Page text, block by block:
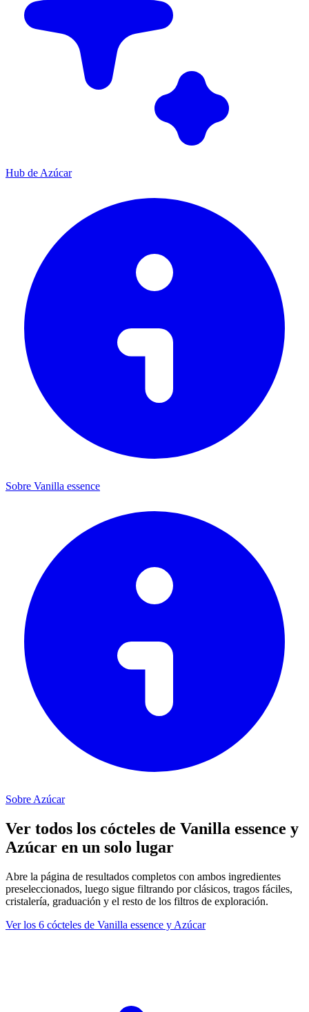
Hub de Azúcar
Sobre Vanilla essence
Sobre Azúcar
Ver todos los cócteles de Vanilla essence y
Azúcar en un solo lugar
Abre la página de resultados completos con ambos ingredientes
preseleccionados, luego sigue filtrando por clásicos, tragos fáciles,
cristalería, graduación y el resto de los filtros de exploración.
Ver los 6 cócteles de Vanilla essence y Azúcar